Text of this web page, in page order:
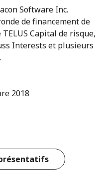
Software Inc.
de financement de
Capital de risque,
Interests et plusieurs
2018